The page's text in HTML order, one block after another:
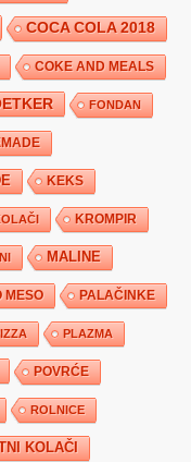
COCA COLA 2018
COKE AND MEALS
FONDAN
KEKS
KROMPIR
MALINE
MESO PALAČINKE
PLAZMA
POVRĆE
ROLNICE
KOLAČI